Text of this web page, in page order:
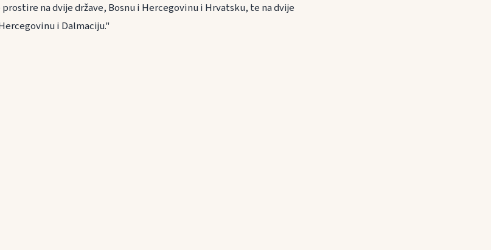
prostire na dvije države, Bosnu i Hercegovinu i Hrvatsku, te na dvije
i Dalmaciju."